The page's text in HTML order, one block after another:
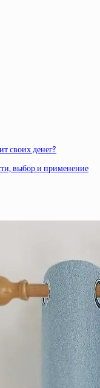
своих денег?
выбор и применение